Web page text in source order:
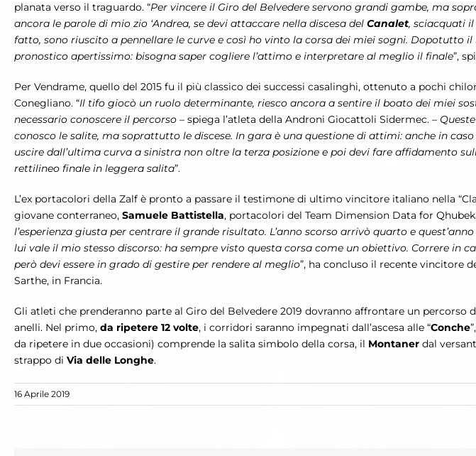
planata verso il traguardo. “Per vincere il Giro del Belvedere servono grandi gambe, ma
ancora le parole di mio zio ‘Andrea, se devi attaccare nella discesa del Canalet, sciacquati il
fatto, sono riuscito a pennellare le curve e così ho vinto la corsa dei miei sogni. Dopotutto il
pronostico apertissimo: bisogna saper cogliere l’attimo e interpretare al meglio il finale”,
Per Vendrame, quello del 2015 fu il più classico dei successi casalinghi, ottenuto a pochi
Conegliano. “Il tifo giocò un ruolo determinante, riesco ancora a sentire il boato dei miei
necessario conoscere il percorso – spiega l’atleta della Androni Giocattoli Sidermec. –
conosco le salite, ma soprattutto le discese. In gara è una questione di attimi: anche in
uscire dall’ultima curva a sinistra non oltre la terza posizione e poi devi fare affidamento
rettilineo finale in leggera salita”.
L’ex portacolori della Zalf è pronto a passare il testimone di ultimo vincitore italiano nella
giovane conterraneo, Samuele Battistella, portacolori del Team Dimension Data for
l’esperienza giusta per centrare il grande risultato. L’anno scorso arrivò quarto e
lui vale il mio stesso discorso: ha sempre visto questa corsa come un obiettivo. Correre in
però devi essere in grado di gestire per rendere al meglio”, ha concluso il recente vincitore
Sarthe, in Francia.
Gli atleti che prenderanno parte al Giro del Belvedere 2019 dovranno affrontare un percorso
anelli. Nel primo, da ripetere 12 volte, i corridori saranno impegnati dall’ascesa alle “Conche
da ripetere in due occasioni) comprende la salita simbolo della corsa, il Montaner dal
strappo di Via delle Longhe.
16 Aprile 2019